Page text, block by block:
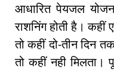
आधारित पेयजल
राशनिंग होती है। कहीं
तो कहीं दो-तीन दिन
तो कहीं नही मिलता।